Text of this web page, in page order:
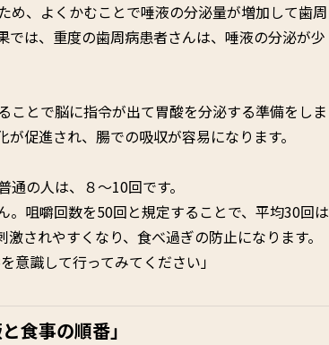
め、よくかむことで唾液の分泌量が増加して歯周
は、重度の歯周病患者さんは、唾液の分泌が少
ことで脳に指令が出て胃酸を分泌する準備をしま
促進され、腸での吸収が容易になります。
の人は、８～10回です。
。咀嚼回数を50回と規定することで、平均30回は
されやすくなり、食べ過ぎの防止になります。
意識して行ってみてください」
食事の順番」